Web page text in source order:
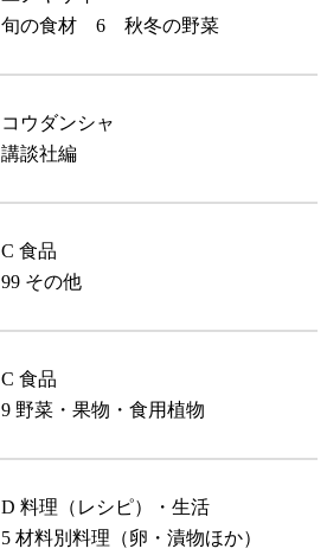
旬の食材 6 秋冬の野菜
コウダンシャ
講談社編
C 食品
99 その他
C 食品
9 野菜・果物・食用植物
D 料理（レシピ）・生活
5 材料別料理（卵・漬物ほか）